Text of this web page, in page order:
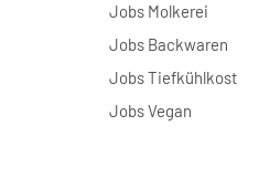
Jobs Molkerei
Jobs Backwaren
Jobs Tiefkühlkost
Jobs Vegan